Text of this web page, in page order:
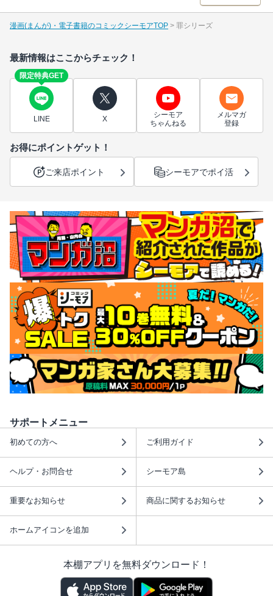
漫画(まんが)・電子書籍のコミックシーモアTOP 罪シリーズ
最新情報はここからチェック！
限定特典GET
LINE X
シーモア
ちゃんねる
メルマガ
登録
お得にポイントゲット！
ご来店ポイント シーモアでポイ活
サポートメニュー
初めての方へ ご利用ガイド
ヘルプ・お問合せ シーモア島
重要なお知らせ 商品に関するお知らせ
ホームアイコンを追加
本棚アプリを無料ダウンロード！